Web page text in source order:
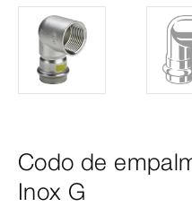
Codo de
Inox G